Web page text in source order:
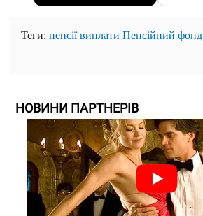
Теги: пенсіївиплати Пенсійний фонд
НОВИНИ ПАРТНЕРІВ